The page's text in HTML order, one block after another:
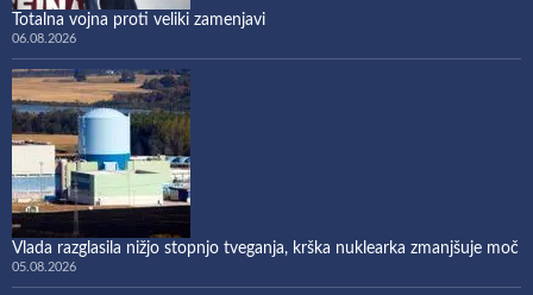
Totalna vojna proti veliki zamenjavi
06.08.2026
Vlada razglasila nižjo stopnjo tveganja, krška nuklearka zmanjšuje moč
05.08.2026